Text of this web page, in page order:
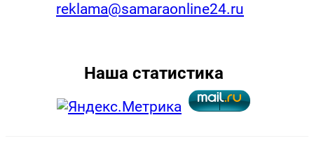
reklama@samaraonline24.ru
Наша статистика